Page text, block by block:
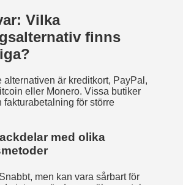
Vilka
finns
alternativen är kreditkort, PayPal,
eller Monero. Vissa butiker
fakturabetalning för större
med olika
men kan vara sårbart för